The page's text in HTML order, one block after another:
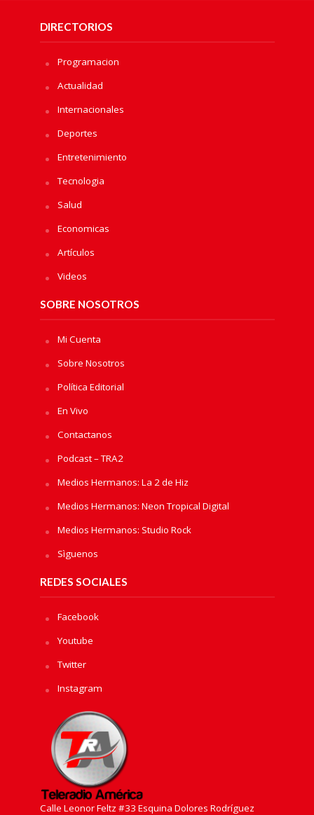
DIRECTORIOS
Programacion
Actualidad
Internacionales
Deportes
Entretenimiento
Tecnologia
Salud
Economicas
Artículos
Videos
SOBRE NOSOTROS
Mi Cuenta
Sobre Nosotros
Política Editorial
En Vivo
Contactanos
Podcast – TRA2
Medios Hermanos: La 2 de Hiz
Medios Hermanos: Neon Tropical Digital
Medios Hermanos: Studio Rock
Sìguenos
REDES SOCIALES
Facebook
Youtube
Twitter
Instagram
Calle Leonor Feltz #33 Esquina Dolores Rodríguez